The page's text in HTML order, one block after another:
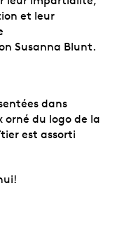
et leur
Susanna Blunt.
dans
du logo de la
est assorti